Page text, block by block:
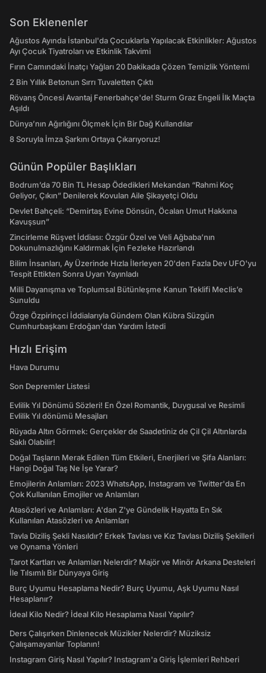
Son Eklenenler
Ağustos Ayında İstanbul'da Çocuklarla Yapılacak Etkinlikler: Ağustos
Ayı Çocuk Tiyatroları ve Etkinlik Takvimi
Fırın Camındaki İnatçı Yağları 20 Dakikada Çözen Temizlik Yöntemi
2 Bin Yıllık Betonun Sırrı Tuvaletten Çıktı
Rövanş Öncesi Avantaj Fenerbahçe'de! Sturm Graz Engeli İlk Maçta
Aşıldı
Dünya’nın Ağırlığını Ölçmek İçin Bir Dağ Kullandılar
8 Soruyla İmza Şarkını Ortaya Çıkarıyoruz!
Günün Popüler Başlıkları
Bodrum’da 70 Bin TL Hesap Ödedikleri Mekandan “Rahmi Koç
Geliyor, Çıkın” Denilerek Kovulan Aile Şikayetçi Oldu
Devlet Bahçeli: “Demirtaş Evine Dönsün, Öcalan Umut Hakkına
Kavuşsun”
Zincirleme Rüşvet İddiası: Özgür Özel ve Veli Ağbaba’nın
Dokunulmazlığını Kaldırmak İçin Fezleke Hazırlandı
Bilim İnsanları, Ay Üzerinde Hızla İlerleyen 20'den Fazla Dev UFO'yu
Tespit Ettikten Sonra Uyarı Yayınladı
Milli Dayanışma ve Toplumsal Bütünleşme Kanun Teklifi Meclis’e
Sunuldu
Özge Özpirinçci İddialarıyla Gündem Olan Kübra Süzgün
Cumhurbaşkanı Erdoğan'dan Yardım İstedi
Hızlı Erişim
Hava Durumu
Son Depremler Listesi
Evlilik Yıl Dönümü Sözleri! En Özel Romantik, Duygusal ve Resimli
Evlilik Yıl dönümü Mesajları
Rüyada Altın Görmek: Gerçekler de Saadetiniz de Çil Çil Altınlarda
Saklı Olabilir!
Doğal Taşların Merak Edilen Tüm Etkileri, Enerjileri ve Şifa Alanları:
Hangi Doğal Taş Ne İşe Yarar?
Emojilerin Anlamları: 2023 WhatsApp, Instagram ve Twitter'da En
Çok Kullanılan Emojiler ve Anlamları
Atasözleri ve Anlamları: A'dan Z'ye Gündelik Hayatta En Sık
Kullanılan Atasözleri ve Anlamları
Tavla Diziliş Şekli Nasıldır? Erkek Tavlası ve Kız Tavlası Diziliş Şekilleri
ve Oynama Yönleri
Tarot Kartları ve Anlamları Nelerdir? Majör ve Minör Arkana Desteleri
İle Tılsımlı Bir Dünyaya Giriş
Burç Uyumu Hesaplama Nedir? Burç Uyumu, Aşk Uyumu Nasıl
Hesaplanır?
İdeal Kilo Nedir? İdeal Kilo Hesaplama Nasıl Yapılır?
Ders Çalışırken Dinlenecek Müzikler Nelerdir? Müziksiz
Çalışamayanlar Toplanın!
Instagram Giriş Nasıl Yapılır? Instagram'a Giriş İşlemleri Rehberi